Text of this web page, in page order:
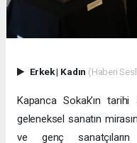
Erkek| Kadın (Haberi
Kapanca Sokak’ın
geleneksel sanatın
ve genç